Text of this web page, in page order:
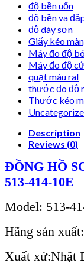
độ bền uốn
độ bền va
độ dày sơn
Giấy kéo
Máy đo độ
Máy đo độ
quạt màu ral
thước đo độ
Thước kéo
Description
Reviews (0)
ĐỒNG HỒ
513-414-10E
Model: 513-
Hãng sản
Xuất xứ:Nhật